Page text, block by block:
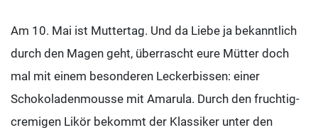
Am 10. Mai ist Muttertag. Und da Liebe ja bekanntlich
durch den Magen geht, überrascht eure Mütter doch
mal mit einem besonderen Leckerbissen: einer
Schokoladenmousse mit Amarula. Durch den fruchtig-
cremigen Likör bekommt der Klassiker unter den